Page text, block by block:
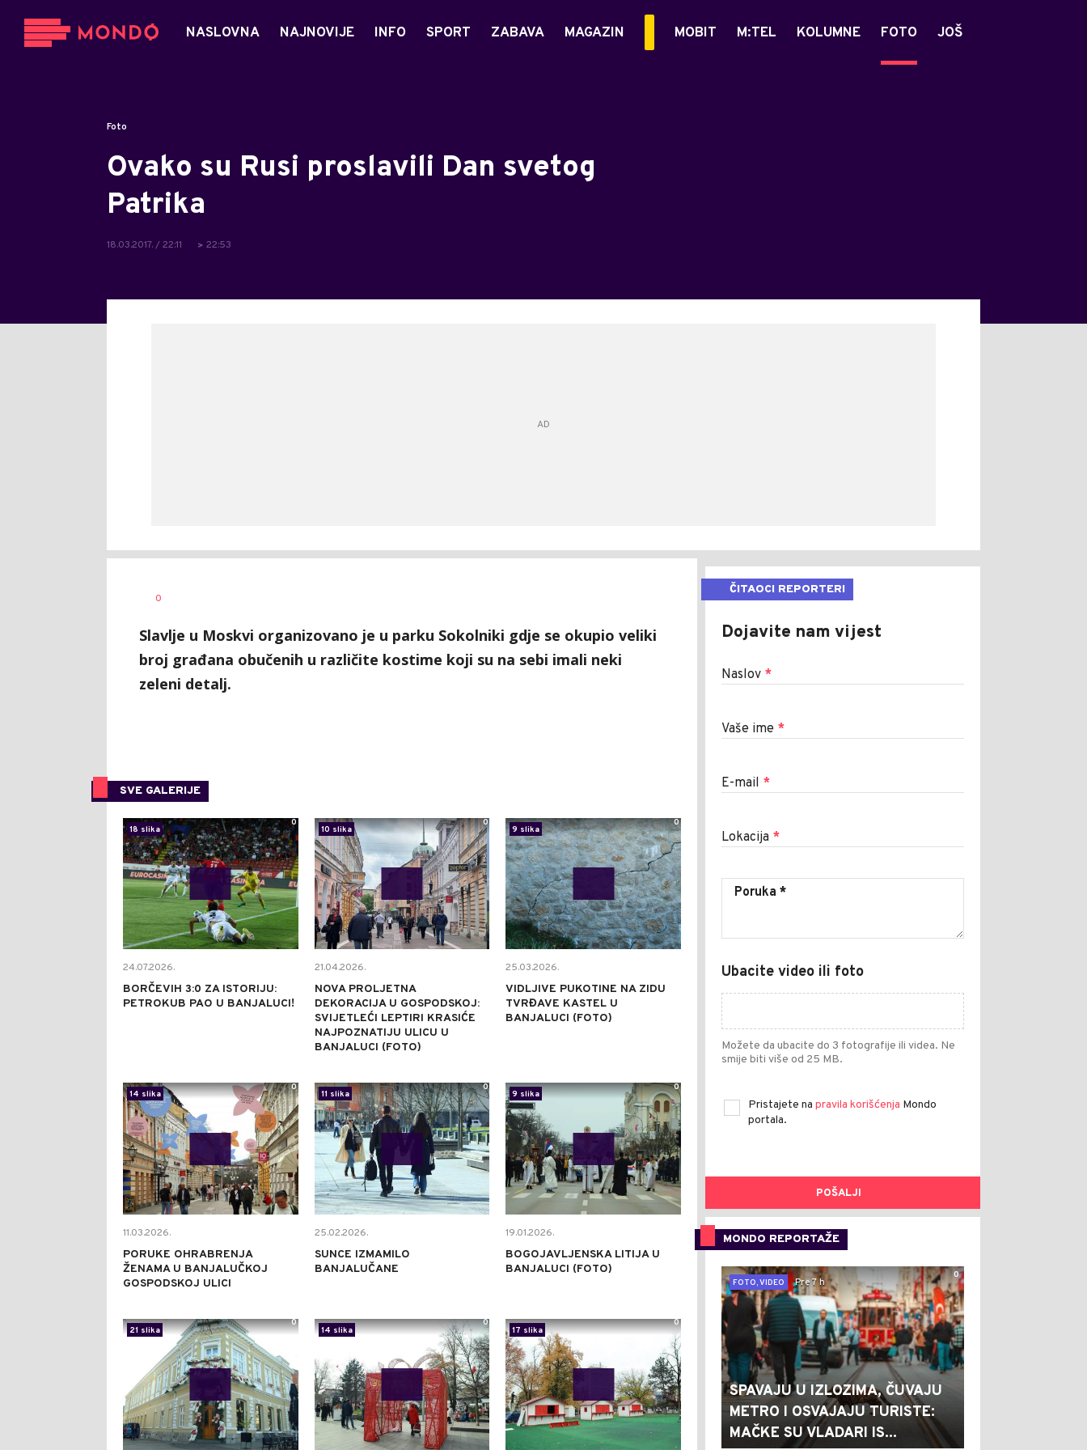
NASLOVNA NAJNOVIJE INFO SPORT ZABAVA MAGAZIN MOBIT M:TEL KOLUMNE FOTO JOŠ
Foto
Ovako su Rusi proslavili Dan svetog
Patrika
18.03.2017. / 22:11 22:53
AUTOR
0
Slavlje u Moskvi organizovano je u parku Sokolniki gdje se okupio veliki
broj građana obučenih u različite kostime koji su na sebi imali neki
zeleni detalj.
SVE GALERIJE
24.07.2026.
BORČEVIH 3:0 ZA ISTORIJU:
PETROKUB PAO U BANJALUCI!
18 slika
0
21.04.2026.
NOVA PROLJETNA
DEKORACIJA U GOSPODSKOJ:
SVIJETLEĆI LEPTIRI KRASIĆE
NAJPOZNATIJU ULICU U
BANJALUCI (FOTO)
10 slika
0
25.03.2026.
VIDLJIVE PUKOTINE NA ZIDU
TVRĐAVE KASTEL U
BANJALUCI (FOTO)
9 slika
0
11.03.2026.
PORUKE OHRABRENJA
ŽENAMA U BANJALUČKOJ
GOSPODSKOJ ULICI
14 slika
0
25.02.2026.
SUNCE IZMAMILO
BANJALUČANE
11 slika
0
19.01.2026.
BOGOJAVLJENSKA LITIJA U
BANJALUCI (FOTO)
9 slika
0
21 slika
0
14 slika
0
17 slika
0
ČITAOCI REPORTERI
Dojavite nam vijest
Naslov *
Vaše ime *
E-mail *
Lokacija *
Ubacite video ili foto
Možete da ubacite do 3 fotografije ili videa. Ne
smije biti više od 25 MB.
Pristajete na pravila korišćenja Mondo
portala.
POŠALJI
MONDO REPORTAŽE
0
FOTO, VIDEO
Pre 7 h
SPAVAJU U IZLOZIMA, ČUVAJU
METRO I OSVAJAJU TURISTE:
MAČKE SU VLADARI IS...